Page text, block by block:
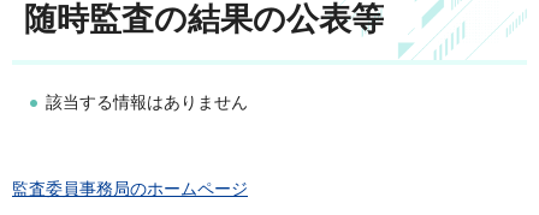
随時監査の結果の公表等
該当する情報はありません
監査委員事務局のホームページ